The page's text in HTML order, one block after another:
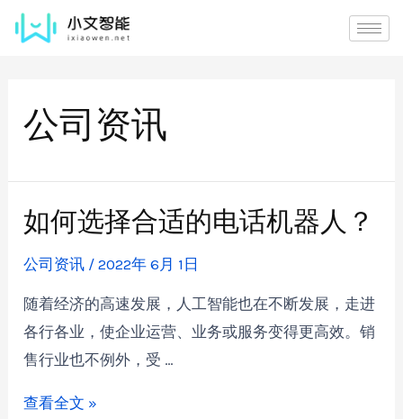
公司资讯
如何选择合适的电话机器人？
公司资讯 /2022年 6月 1日
随着经济的高速发展，人工智能也在不断发展，走进
各行各业，使企业运营、业务或服务变得更高效。销
售行业也不例外，受 …
查看全文 »